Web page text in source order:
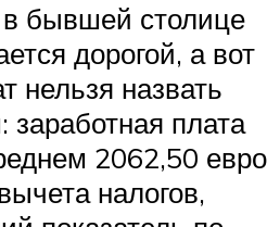
бывшей столице
дорогой, а вот
нельзя назвать
заработная плата
2062,50 евро
налогов,